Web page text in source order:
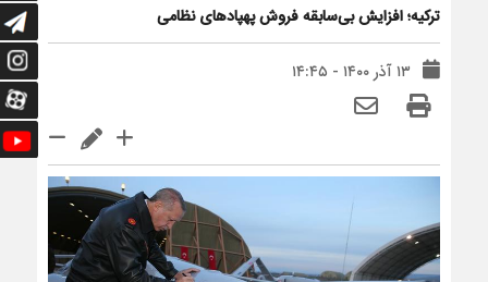
ترکیه؛ افزایش بی‌سابقه فروش پهپادهای نظامی
۱۳ آذر ۱۴۰۰ - ۱۴:۴۵